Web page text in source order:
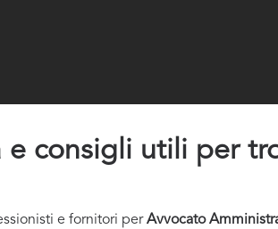
consigli utili per
e fornitori perAvvocato